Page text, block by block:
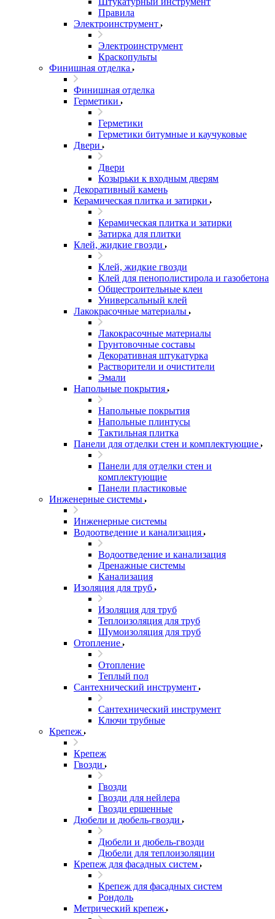
Правила
Электроинструмент
Электроинструмент
Краскопульты
Финишная отделка
Финишная отделка
Герметики
Герметики
Герметики битумные и каучуковые
Двери
Двери
Козырьки к входным дверям
Декоративный камень
Керамическая плитка и затирки
Керамическая плитка и затирки
Затирка для плитки
Клей, жидкие гвозди
Клей, жидкие гвозди
Клей для пенополистирола и газобетона
Общестроительные клеи
Универсальный клей
Лакокрасочные материалы
Лакокрасочные материалы
Грунтовочные составы
Декоративная штукатурка
Растворители и очистители
Эмали
Напольные покрытия
Напольные покрытия
Напольные плинтусы
Тактильная плитка
Панели для отделки стен и комплектующие
Панели для отделки стен и
комплектующие
Панели пластиковые
Инженерные системы
Инженерные системы
Водоотведение и канализация
Водоотведение и канализация
Дренажные системы
Канализация
Изоляция для труб
Изоляция для труб
Теплоизоляция для труб
Шумоизоляция для труб
Отопление
Отопление
Теплый пол
Сантехнический инструмент
Сантехнический инструмент
Ключи трубные
Крепеж
Крепеж
Гвозди
Гвозди
Гвозди для нейлера
Гвозди ершенные
Дюбели и дюбель-гвозди
Дюбели и дюбель-гвозди
Дюбели для теплоизоляции
Крепеж для фасадных систем
Крепеж для фасадных систем
Рондоль
Метрический крепеж